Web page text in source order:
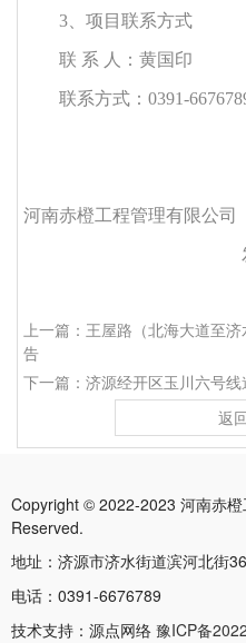
3、项目联系方式
联 系 人：黄国印
联系方式： 0391-
河南赤橙工程管理有限公司
上一篇：王屋路（北海大道至
告
下一篇：济源经开区玉川六号
返
Copyright © 2022-2023 河南赤
Reserved.
地址：济源市济水街道滨河北街
电话：0391-6676789
技术支持：源点网络 豫ICP备